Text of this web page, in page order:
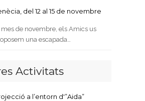
del 12 al 15 de novembre
mes de novembre, els Amics us
una escapada…
Activitats
a l’entorn d'”Aida”